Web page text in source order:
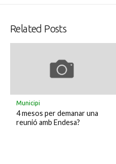
Related Posts
Municipi
4 mesos per demanar una
reunió amb Endesa?